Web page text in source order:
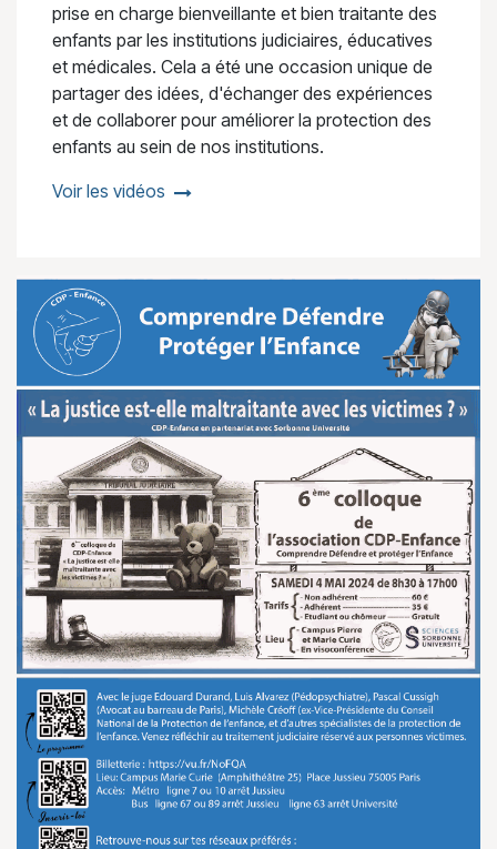
prise en charge bienveillante et bien traitante des
enfants par les institutions judiciaires, éducatives
et médicales. Cela a été une occasion unique de
partager des idées, d'échanger des expériences
et de collaborer pour améliorer la protection des
enfants au sein de nos institutions.
Voir les vidéos